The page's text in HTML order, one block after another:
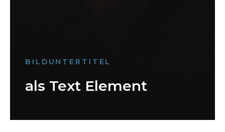
BILDUNTERTITEL
als Text Element